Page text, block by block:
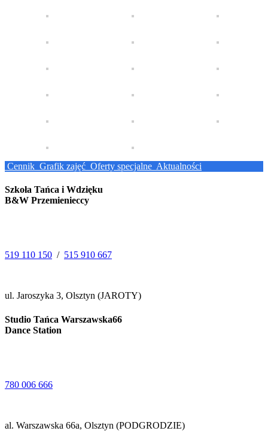
Cennik Grafik zajęć Oferty specjalne Aktualności
Szkoła Tańca i Wdzięku
B&W Przemienieccy
519 110 150 / 515 910 667
ul. Jaroszyka 3, Olsztyn (JAROTY)
Studio Tańca Warszawska66
Dance Station
780 006 666
al. Warszawska 66a, Olsztyn (PODGRODZIE)